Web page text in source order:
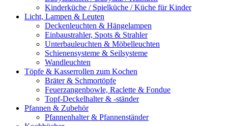
Kinderküche / Spielküche / Küche für Kinder
Licht, Lampen & Leuten
Deckenleuchten & Hängelampen
Einbaustrahler, Spots & Strahler
Unterbauleuchten & Möbelleuchten
Schienensysteme & Seilsysteme
Wandleuchten
Töpfe & Kasserrollen zum Kochen
Bräter & Schmortöpfe
Feuerzangenbowle, Raclette & Fondue
Topf-Deckelhalter & -ständer
Pfannen & Zubehör
Pfannenhalter & Pfannenständer